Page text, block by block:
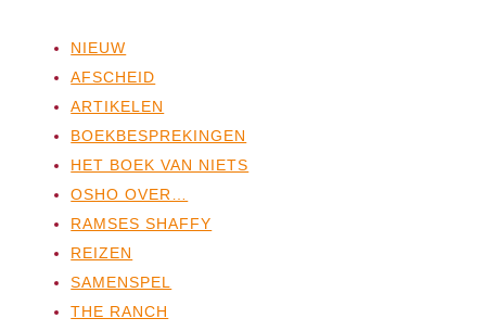
NIEUW
AFSCHEID
ARTIKELEN
BOEKBESPREKINGEN
HET BOEK VAN NIETS
OSHO OVER…
RAMSES SHAFFY
REIZEN
SAMENSPEL
THE RANCH